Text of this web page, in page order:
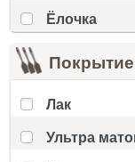
Ёлочка
Покрытие
Лак
Ультра